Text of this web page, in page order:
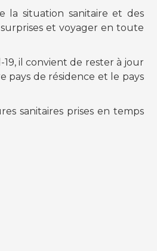
la situation sanitaire et des
et voyager en toute
il convient de rester à jour
pays de résidence et le pays
sanitaires prises en temps